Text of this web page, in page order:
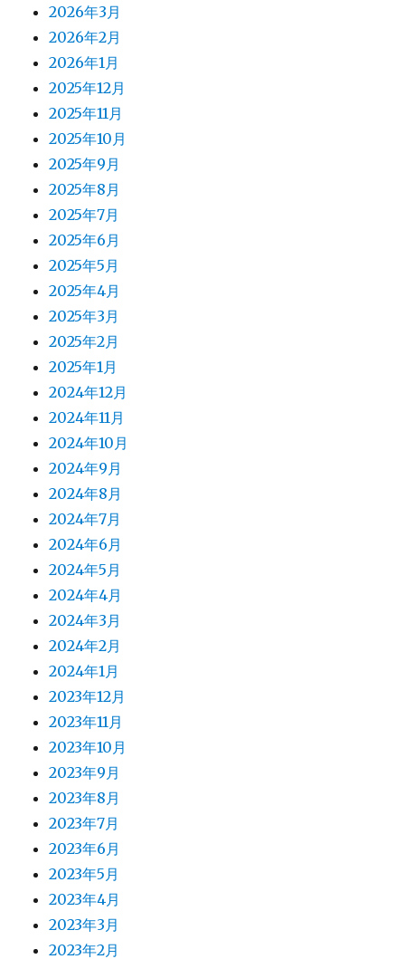
2026年3月
2026年2月
2026年1月
2025年12月
2025年11月
2025年10月
2025年9月
2025年8月
2025年7月
2025年6月
2025年5月
2025年4月
2025年3月
2025年2月
2025年1月
2024年12月
2024年11月
2024年10月
2024年9月
2024年8月
2024年7月
2024年6月
2024年5月
2024年4月
2024年3月
2024年2月
2024年1月
2023年12月
2023年11月
2023年10月
2023年9月
2023年8月
2023年7月
2023年6月
2023年5月
2023年4月
2023年3月
2023年2月